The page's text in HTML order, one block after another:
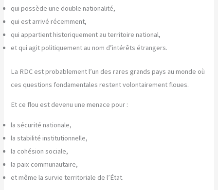
qui possède une double nationalité,
qui est arrivé récemment,
qui appartient historiquement au territoire national,
et qui agit politiquement au nom d’intérêts étrangers.
La RDC est probablement l’un des rares grands pays au monde où
ces questions fondamentales restent volontairement floues.
Et ce flou est devenu une menace pour :
la sécurité nationale,
la stabilité institutionnelle,
la cohésion sociale,
la paix communautaire,
et même la survie territoriale de l’État.